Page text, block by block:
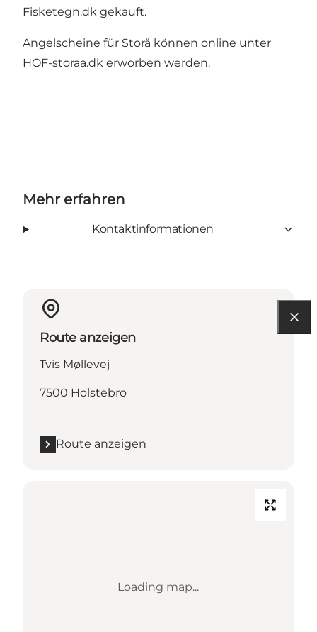
Fisketegn.dk gekauft.
Angelscheine für Storå können online unter
HOF-storaa.dk erworben werden.
Mehr erfahren
Kontaktinformationen
Route anzeigen
Tvis Møllevej
7500 Holstebro
Route anzeigen
Loading map...